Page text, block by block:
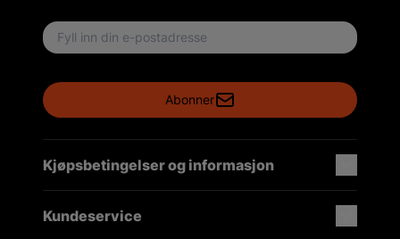
Email address
Abonner
Kjøpsbetingelser og informasjon
Kundeservice